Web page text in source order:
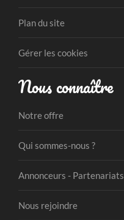
Plan du site
Gérer les cookies
Nous connaître
Notre offre
Qui sommes-nous ?
Annonceurs - Partenariats
Nous rejoindre